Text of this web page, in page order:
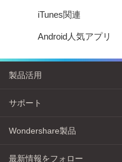
iTunes関連
Android人気アプリ
製品活用
サポート
Wondershare製品
最新情報をフォロー